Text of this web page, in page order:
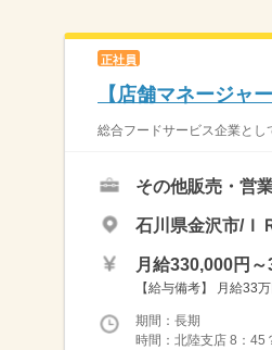
正社員
【店舗マネージャ
総合フードサービス企業と
その他販売・営
石川県金沢市/Ｉ
月給330,000円～
【給与備考】 月給33
期間：長期
時間：北陸支店 8：